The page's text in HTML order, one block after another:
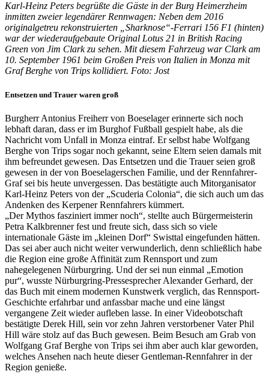
Karl-Heinz Peters begrüßte die Gäste in der Burg Heimerzheim
inmitten zweier legendärer Rennwagen: Neben dem 2016
originalgetreu rekonstruierten „Sharknose“-Ferrari 156 F1 (hinten)
war der wiederaufgebaute Original Lotus 21 in British Racing
Green von Jim Clark zu sehen. Mit diesem Fahrzeug war Clark am
10. September 1961 beim Großen Preis von Italien in Monza mit
Graf Berghe von Trips kollidiert. Foto: Jost
Entsetzen und Trauer waren groß
Burgherr Antonius Freiherr von Boeselager erinnerte sich noch
lebhaft daran, dass er im Burghof Fußball gespielt habe, als die
Nachricht vom Unfall in Monza eintraf. Er selbst habe Wolfgang
Berghe von Trips sogar noch gekannt, seine Eltern seien damals mit
ihm befreundet gewesen. Das Entsetzen und die Trauer seien groß
gewesen in der von Boeselagerschen Familie, und der Rennfahrer-
Graf sei bis heute unvergessen. Das bestätigte auch Mitorganisator
Karl-Heinz Peters von der „Scuderia Colonia“, die sich auch um das
Andenken des Kerpener Rennfahrers kümmert.
„Der Mythos fasziniert immer noch“, stellte auch Bürgermeisterin
Petra Kalkbrenner fest und freute sich, dass sich so viele
internationale Gäste im „kleinen Dorf“ Swisttal eingefunden hätten.
Das sei aber auch nicht weiter verwunderlich, denn schließlich habe
die Region eine große Affinität zum Rennsport und zum
nahegelegenen Nürburgring. Und der sei nun einmal „Emotion
pur“, wusste Nürburgring-Pressesprecher Alexander Gerhard, der
das Buch mit einem modernen Kunstwerk verglich, das Rennsport-
Geschichte erfahrbar und anfassbar mache und eine längst
vergangene Zeit wieder aufleben lasse. In einer Videobotschaft
bestätigte Derek Hill, sein vor zehn Jahren verstorbener Vater Phil
Hill wäre stolz auf das Buch gewesen. Beim Besuch am Grab von
Wolfgang Graf Berghe von Trips sei ihm aber auch klar geworden,
welches Ansehen nach heute dieser Gentleman-Rennfahrer in der
Region genieße.